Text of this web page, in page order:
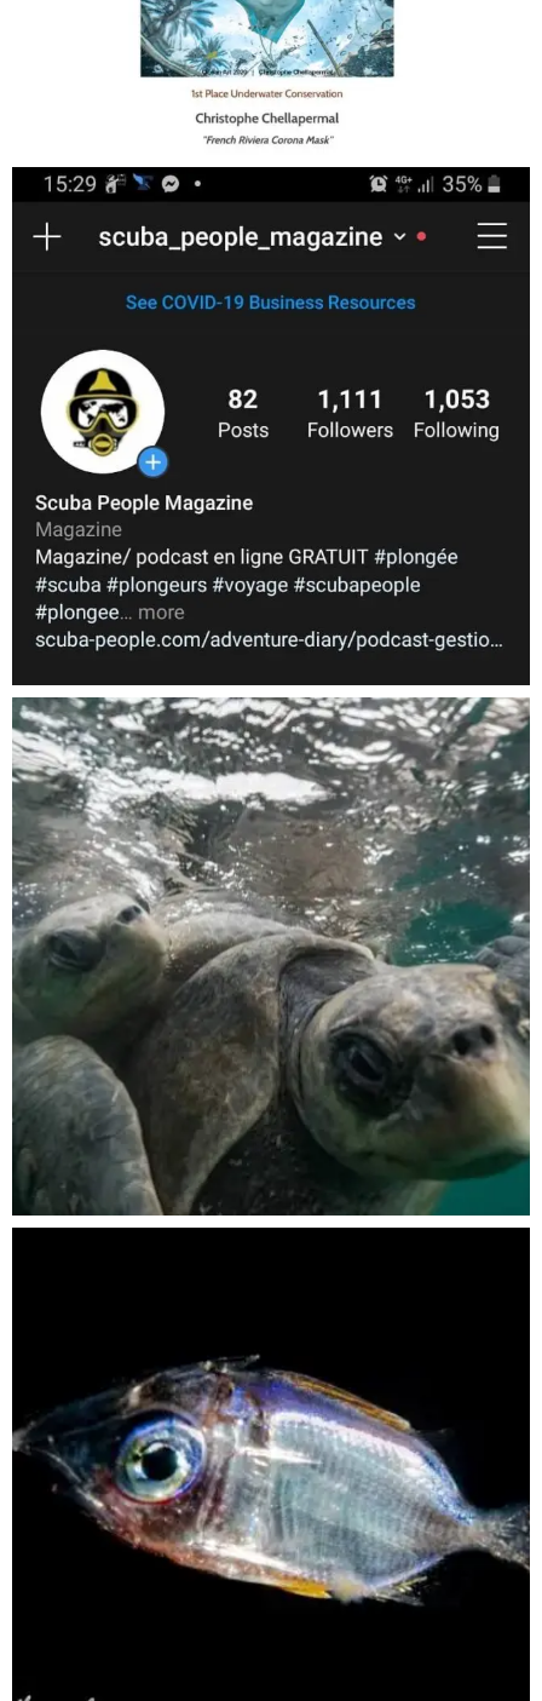
scuba_people_magazine
Nov 5
scuba_people_magazine